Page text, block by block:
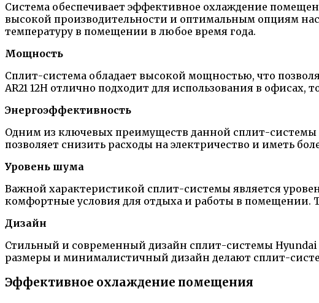
Система обеспечивает эффективное охлаждение
высокой производительности и оптимальным опциям
температуру в помещении в любое время года.
Мощность
Сплит-система обладает высокой мощностью, что
AR21 12H отлично подходит для использования в
Энергоэффективность
Одним из ключевых преимуществ данной сплит-системы
позволяет снизить расходы на электричество и иметь
Уровень шума
Важной характеристикой сплит-системы является
комфортные условия для отдыха и работы в помещении.
Дизайн
Стильный и современный дизайн сплит-системы Hyundai
размеры и минималистичный дизайн делают сплит-
Эффективное охлаждение помещения